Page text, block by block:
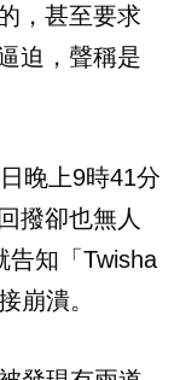
，甚至要求
迫，聲稱是
晚上9時41分
撥卻也無人
告知「Twisha
崩潰。